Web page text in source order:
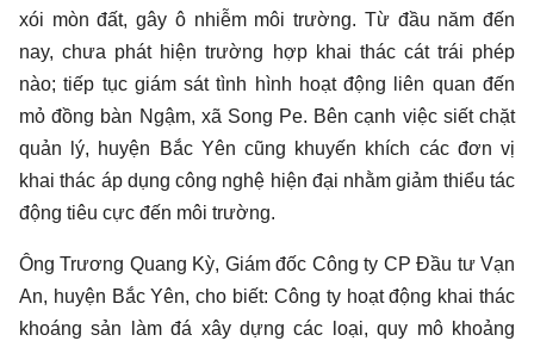
xói mòn đất, gây ô nhiễm môi trường. Từ đầu năm đến
nay, chưa phát hiện trường hợp khai thác cát trái phép
nào; tiếp tục giám sát tình hình hoạt động liên quan đến
mỏ đồng bàn Ngậm, xã Song Pe. Bên cạnh việc siết chặt
quản lý, huyện Bắc Yên cũng khuyến khích các đơn vị
khai thác áp dụng công nghệ hiện đại nhằm giảm thiểu tác
động tiêu cực đến môi trường.
Ông Trương Quang Kỳ, Giám đốc Công ty CP Đầu tư Vạn
An, huyện Bắc Yên, cho biết: Công ty hoạt động khai thác
khoáng sản làm đá xây dựng các loại, quy mô khoảng